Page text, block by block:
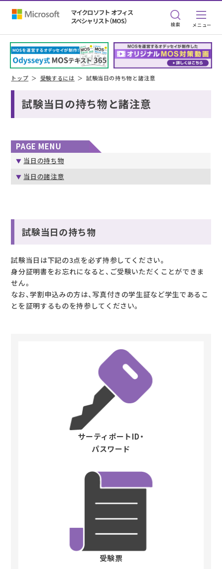
マイクロソフト オフィス
スペシャリスト（MOS）
検索
トップ 受験するには 試験当日の持ち物と諸注意
試験当日の持ち物と諸注意
PAGE MENU
当日の持ち物
当日の諸注意
試験当日の持ち物
試験当日は下記の3点を必ず持参してください。
身分証明書をお忘れになると、ご受験いただくことができま
せん。
なお、学割申込みの方は、写真付きの学生証など学生であるこ
とを証明するものを持参してください。
サーティポートID・
パスワード
受験票